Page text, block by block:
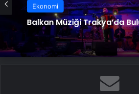
Ekonomi
Balkan Müziği Trakya’da
Ekonomi
Mengen’de Anneler Günü